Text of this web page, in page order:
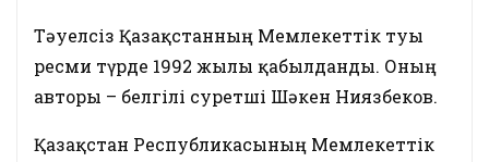
Тәуелсіз Қазақстанның Мемлекеттік туы
ресми түрде 1992 жылы қабылданды. Оның
авторы – белгілі суретші Шәкен Ниязбеков.
Қазақстан Республикасының Мемлекеттік